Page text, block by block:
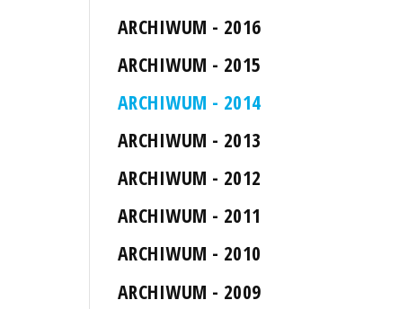
ARCHIWUM - 2016
ARCHIWUM - 2015
ARCHIWUM - 2014
ARCHIWUM - 2013
ARCHIWUM - 2012
ARCHIWUM - 2011
ARCHIWUM - 2010
ARCHIWUM - 2009